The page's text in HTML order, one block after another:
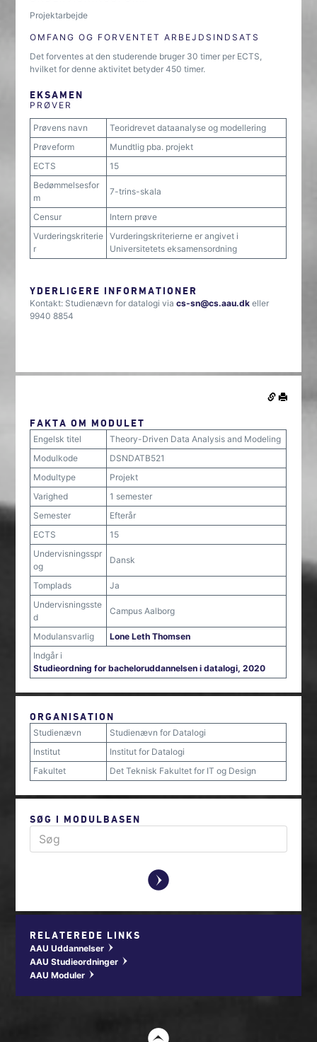
Projektarbejde
OMFANG OG FORVENTET ARBEJDSINDSATS
Det forventes at den studerende bruger 30 timer per ECTS,
hvilket for denne aktivitet betyder 450 timer.
EKSAMEN
PRØVER
Prøvens navn
Teoridrevet dataanalyse og modellering
Prøveform
Mundtlig pba. projekt
ECTS
15
Bedømmelsesfor
m
7-trins-skala
Censur
Intern prøve
Vurderingskriterie
r
Vurderingskriterierne er angivet i
Universitetets eksamensordning
YDERLIGERE INFORMATIONER
Kontakt: Studienævn for datalogi viacs-sn@cs.aau.dk eller
9940 8854
FAKTA OM MODULET
Engelsk titel
Theory-Driven Data Analysis and Modeling
Modulkode
DSNDATB521
Modultype
Projekt
Varighed
1 semester
Semester
Efterår
ECTS
15
Undervisningsspr
og
Dansk
Tomplads
Ja
Undervisningsste
d
Campus Aalborg
Modulansvarlig
Lone Leth Thomsen
Indgår i
Studieordning for bacheloruddannelsen i datalogi, 2020
ORGANISATION
Studienævn
Studienævn for Datalogi
Institut
Institut for Datalogi
Fakultet
Det Teknisk Fakultet for IT og Design
SØG I MODULBASEN
y
RELATEREDE LINKS
AAU Uddannelser w
AAU Studieordninger w
AAU Moduler w